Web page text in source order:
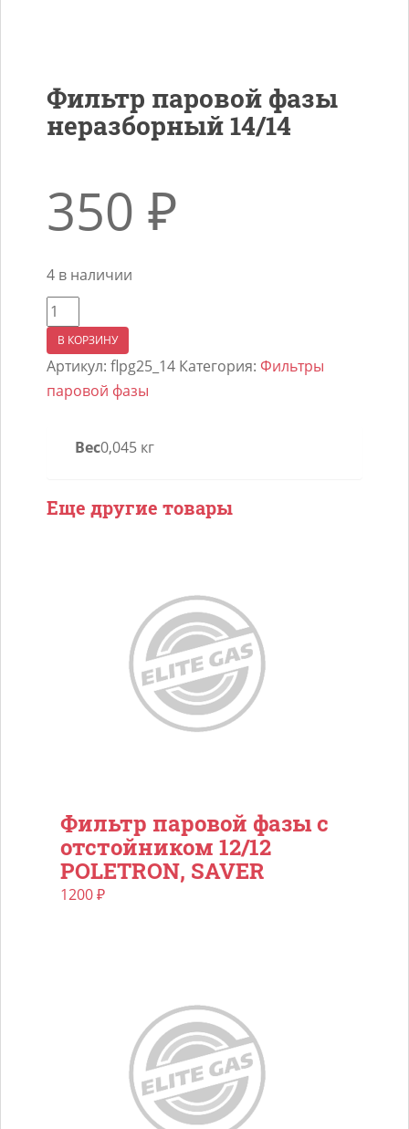
Фильтр паровой фазы
неразборный 14/14
350 ₽
4 в наличии
Количество
товара
Фильтр
паровой
фазы
14/14
В КОРЗИНУ
Артикул: flpg25_14 Категория: Фильтры
паровой фазы
Вес0,045 кг
Еще другие товары
Фильтр паровой фазы с
отстойником 12/12
POLETRON, SAVER
1200₽